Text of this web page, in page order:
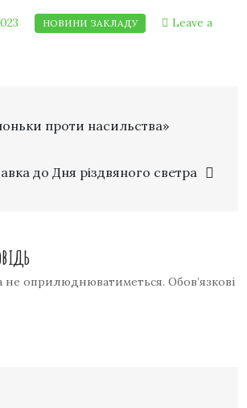
Leave a
проти насильства»
до Дня різдвяного светра
не оприлюднюватиметься. Обов’язкові